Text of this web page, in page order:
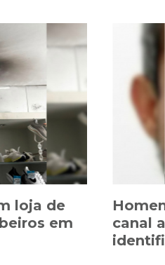
loja de
em
canal